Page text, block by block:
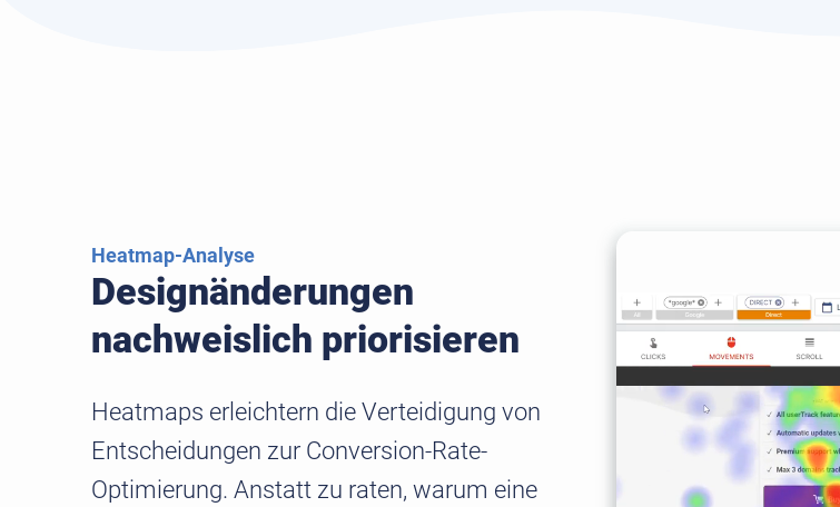
Heatmap-Analyse
Designänderungen
nachweislich priorisieren
Heatmaps erleichtern die Verteidigung von
Entscheidungen zur Conversion-Rate-
Optimierung. Anstatt zu raten, warum eine